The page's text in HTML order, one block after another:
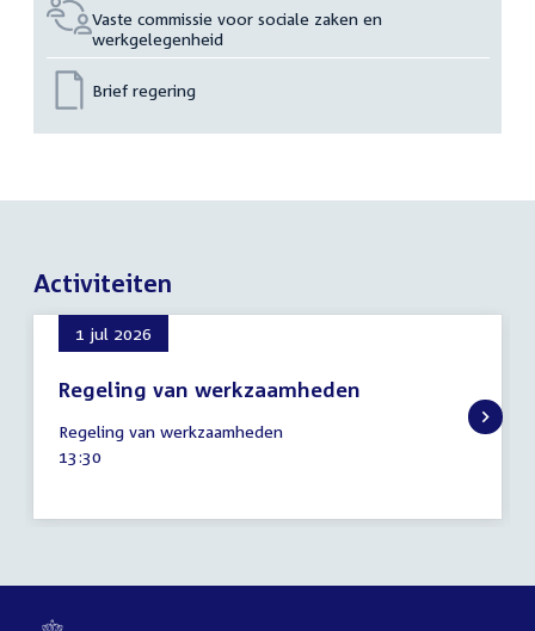
Vaste commissie voor sociale zaken en
werkgelegenheid
Brief regering
Activiteiten
1 jul 2026
Regeling van werkzaamheden
juli
2026
Regeling van werkzaamheden
Tijd
13:30